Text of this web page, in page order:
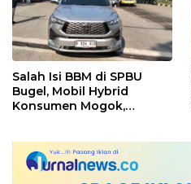
Salah Isi BBM di SPBU
Bugel, Mobil Hybrid
Konsumen Mogok,